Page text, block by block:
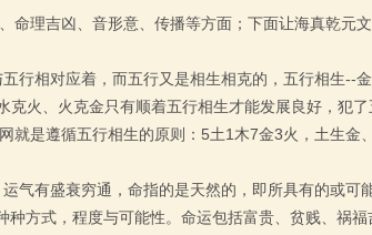
命理吉凶、音形意、传播等方面；下面让海真乾元文
行相对应着，而五行又是相生相克的，五行相生--
克火、火克金只有顺着五行相生才能发展良好，犯
就是遵循五行相生的原则：5土1木7金3火，土生金
气有盛衰穷通，命指的是天然的，即所具有的或
种方式，程度与可能性。命运包括富贵、贫贱、祸